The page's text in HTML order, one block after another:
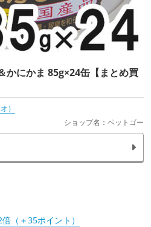
かにかま 85g×24缶【まとめ買
）
ショップ名：ペットゴー
（＋35ポイント）